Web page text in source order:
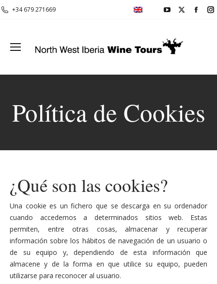
+34 679 271669
YouTube
in
Política de Cookies
¿Qué son las cookies?
Una cookie es un fichero que se descarga en su ordenador
cuando accedemos a determinados sitios web. Estas
permiten, entre otras cosas, almacenar y recuperar
información sobre los hábitos de navegación de un usuario o
de su equipo y, dependiendo de esta información que
almacene y de la forma en que utilice su equipo, pueden
utilizarse para reconocer al usuario.